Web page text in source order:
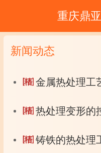
重庆鼎
新闻动态
金属热处理工
热处理变形的
铸铁的热处理